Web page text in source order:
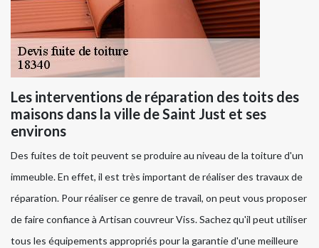
Les interventions de réparation des toits des
maisons dans la ville de Saint Just et ses
environs
Des fuites de toit peuvent se produire au niveau de la toiture d'un
immeuble. En effet, il est très important de réaliser des travaux de
réparation. Pour réaliser ce genre de travail, on peut vous proposer
de faire confiance à Artisan couvreur Viss. Sachez qu'il peut utiliser
tous les équipements appropriés pour la garantie d'une meilleure